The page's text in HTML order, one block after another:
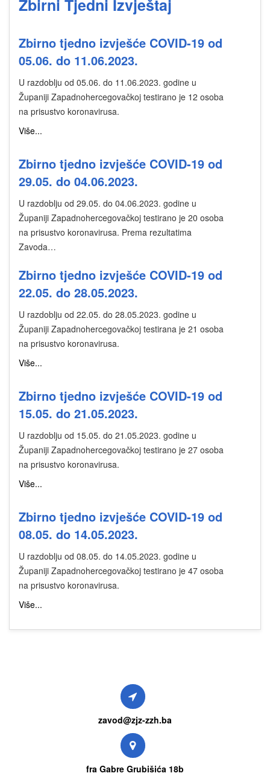
Zbirni Tjedni Izvještaj
Zbirno tjedno izvješće COVID-19 od
05.06. do 11.06.2023.
U razdoblju od 05.06. do 11.06.2023. godine u
Županiji Zapadnohercegovačkoj testirano je 12 osoba
na prisustvo koronavirusa.
Više...
Zbirno tjedno izvješće COVID-19 od
29.05. do 04.06.2023.
U razdoblju od 29.05. do 04.06.2023. godine u
Županiji Zapadnohercegovačkoj testirano je 20 osoba
na prisustvo koronavirusa. Prema rezultatima
Zavoda…
Zbirno tjedno izvješće COVID-19 od
22.05. do 28.05.2023.
U razdoblju od 22.05. do 28.05.2023. godine u
Županiji Zapadnohercegovačkoj testirana je 21 osoba
na prisustvo koronavirusa.
Više...
Zbirno tjedno izvješće COVID-19 od
15.05. do 21.05.2023.
U razdoblju od 15.05. do 21.05.2023. godine u
Županiji Zapadnohercegovačkoj testirano je 27 osoba
na prisustvo koronavirusa.
Više...
Zbirno tjedno izvješće COVID-19 od
08.05. do 14.05.2023.
U razdoblju od 08.05. do 14.05.2023. godine u
Županiji Zapadnohercegovačkoj testirano je 47 osoba
na prisustvo koronavirusa.
Više...
zavod@zjz-zzh.ba
fra Gabre Grubišića 18b